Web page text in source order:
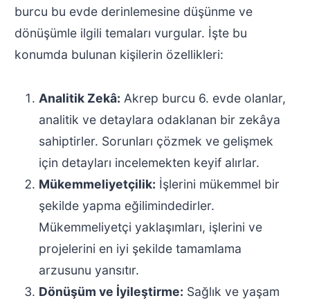
burcu bu evde derinlemesine düşünme ve
dönüşümle ilgili temaları vurgular. İşte bu
konumda bulunan kişilerin özellikleri:
Analitik Zekâ: Akrep burcu 6. evde olanlar,
analitik ve detaylara odaklanan bir zekâya
sahiptirler. Sorunları çözmek ve gelişmek
için detayları incelemekten keyif alırlar.
Mükemmeliyetçilik: İşlerini mükemmel bir
şekilde yapma eğilimindedirler.
Mükemmeliyetçi yaklaşımları, işlerini ve
projelerini en iyi şekilde tamamlama
arzusunu yansıtır.
Dönüşüm ve İyileştirme: Sağlık ve yaşam